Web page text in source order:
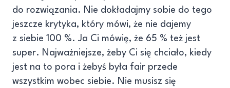
do rozwiązania. Nie dokładajmy sobie do tego
jeszcze krytyka, który mówi, że nie dajemy
z siebie 100 %. Ja Ci mówię, że 65 % też jest
super. Najważniejsze, żeby Ci się chciało, kiedy
jest na to pora i żebyś była fair przede
wszystkim wobec siebie. Nie musisz się